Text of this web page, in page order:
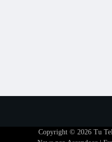
Copyright © 2026 Tu